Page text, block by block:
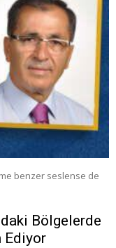
benzer seslense de
Bölgelerde
Ediyor